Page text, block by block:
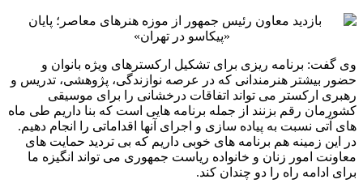
وی گفت: برنامه ریزی برای تشکیل ارکسترهای ویژه بانوان و
حضور بیشتر هنرمندانی که در عرصه نوازندگی، پژوهشی، تدریس و
رهبری ارکستر می تواند اتفاقات درخشانی را برای موسیقی
کشورمان رقم بزنند از جمله برنامه هایی است که بنا داریم طی ماه
های آتی نسبت به پیاده سازی و اجرای آنها اقداماتی را انجام دهیم.
در این زمینه هم برنامه های خوبی داریم که بی تردید حمایت های
معاونت امور زنان و خانواده ریاست جمهوری می تواند انگیزه ما
برای ادامه راه را دو چندان کند.